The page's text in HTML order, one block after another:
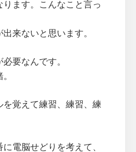
ります。こんなこと言っ
来ないと思います。
要なんです。
を覚えて練習、練習、練
電脳せどりを考えて、